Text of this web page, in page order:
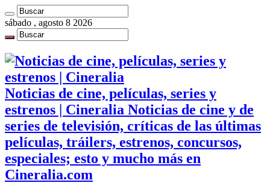
sábado , agosto 8 2026
Noticias de cine, películas, series y
estrenos | Cineralia Noticias de cine y de
series de televisión, críticas de las últimas
películas, tráilers, estrenos, concursos,
especiales; esto y mucho más en
Cineralia.com